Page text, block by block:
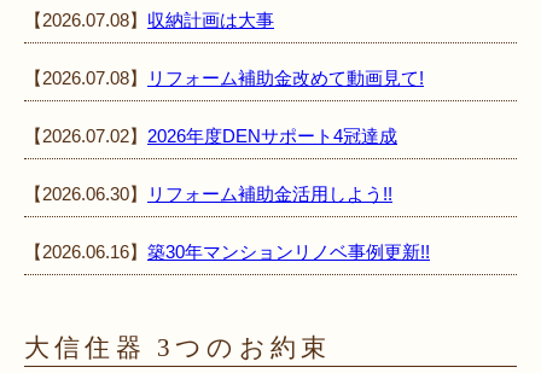
【2026.07.08】 収納計画は大事
【2026.07.08】 リフォーム補助金改めて動画見て!
【2026.07.02】 2026年度DENサポート4冠達成
【2026.06.30】 リフォーム補助金活用しよう!!
【2026.06.16】 築30年マンションリノベ事例更新!!
大信住器 3つのお約束